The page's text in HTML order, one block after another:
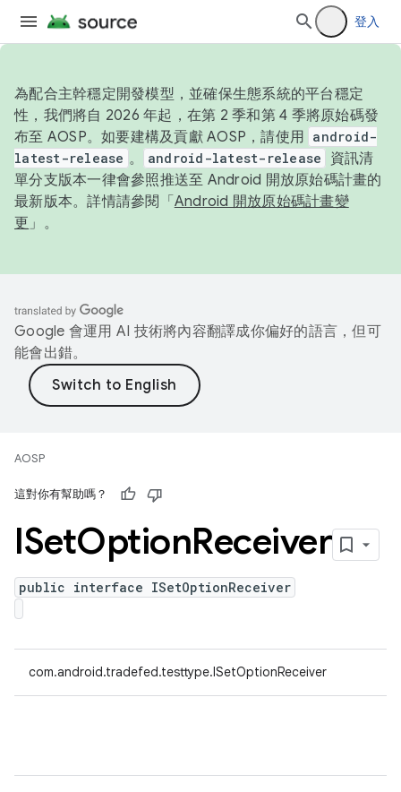
登入
為配合主幹穩定開發模型，並確保生態系統的平台穩定
性，我們將自 2026 年起，在第 2 季和第 4 季將原始碼發
布至 AOSP。如要建構及貢獻 AOSP，請使用 android-
latest-release 。 android-latest-release
資訊清
單分支版本一律會參照推送至 Android 開放原始碼計畫的
最新版本。詳情請參閱「 Android 開放原始碼計畫變
更 」。
Google 會運用 AI 技術將內容翻譯成你偏好的語言，但可
能會出錯。
AOSP
這對你有幫助嗎？
ISetOptionReceiver
public interface ISetOptionReceiver
com.android.tradefed.testtype.ISetOptionReceiver